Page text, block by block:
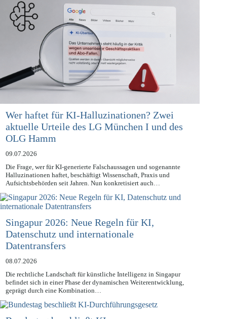
Wer haftet für KI-Halluzinationen? Zwei
aktuelle Urteile des LG München I und des
OLG Hamm
09.07.2026
Die Frage, wer für KI-generierte Falschaussagen und sogenannte
Halluzinationen haftet, beschäftigt Wissenschaft, Praxis und
Aufsichtsbehörden seit Jahren. Nun konkretisiert auch…
Singapur 2026: Neue Regeln für KI,
Datenschutz und internationale
Datentransfers
08.07.2026
Die rechtliche Landschaft für künstliche Intelligenz in Singapur
befindet sich in einer Phase der dynamischen Weiterentwicklung,
geprägt durch eine Kombination…